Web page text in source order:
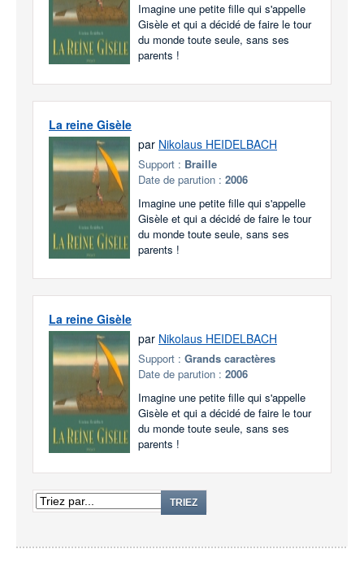
Imagine une petite fille qui s'appelle
Gisèle et qui a décidé de faire le tour
du monde toute seule, sans ses
parents !
La reine Gisèle
par Nikolaus HEIDELBACH
Support : Braille
Date de parution : 2006
Imagine une petite fille qui s'appelle
Gisèle et qui a décidé de faire le tour
du monde toute seule, sans ses
parents !
La reine Gisèle
par Nikolaus HEIDELBACH
Support : Grands caractères
Date de parution : 2006
Imagine une petite fille qui s'appelle
Gisèle et qui a décidé de faire le tour
du monde toute seule, sans ses
parents !
TRIEZ